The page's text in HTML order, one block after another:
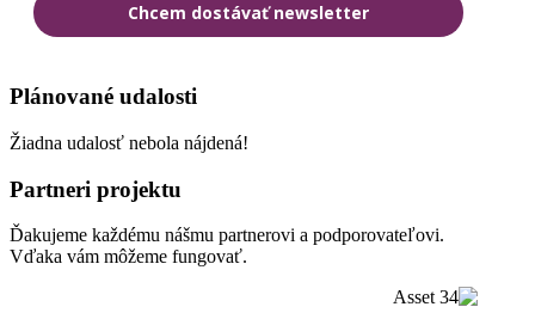
Chcem dostávať newsletter
Plánované udalosti
Žiadna udalosť nebola nájdená!
Partneri projektu
Ďakujeme každému nášmu partnerovi a podporovateľovi.
Vďaka vám môžeme fungovať.